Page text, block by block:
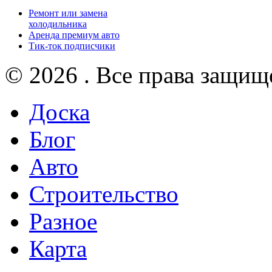
Ремонт или замена
холодильника
Аренда премиум авто
Тик-ток подписчики
© 2026 . Все права
Доска
Блог
Авто
Строительство
Разное
Карта